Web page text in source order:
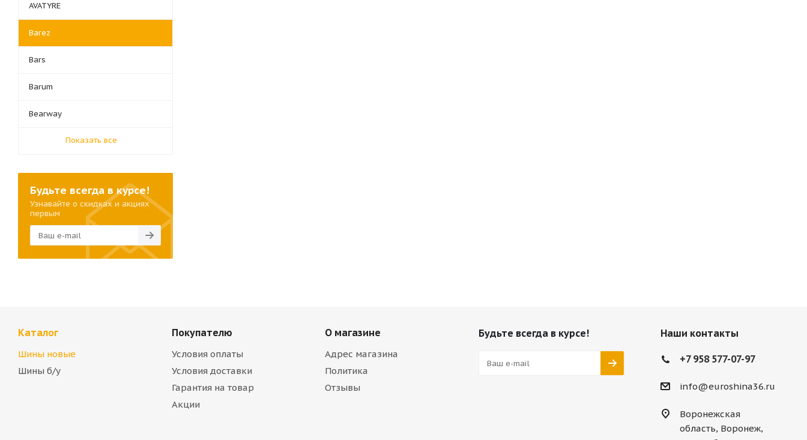
AVATYRE
Barez
Bars
Barum
Bearway
Показать все
Будьте всегда в курсе!
Узнавайте о скидках и акциях
первым
Каталог
Шины новые
Шины б/у
Покупателю
Условия оплаты
Условия доставки
Гарантия на товар
Акции
О магазине
Адрес магазина
Политика
Отзывы
Будьте всегда в курсе! Наши контакты
+7 958 577-07-97
info@euroshina36.ru
Воронежская
область, Воронеж,